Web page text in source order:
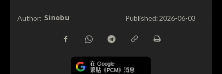
Author: Sinobu Published: 2026-06-03
在 Google
緊貼《PCM》消息